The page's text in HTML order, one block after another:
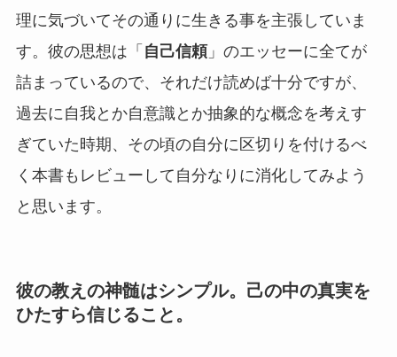
理に気づいてその通りに生きる事を主張していま
す。彼の思想は「 自己信頼」のエッセーに全てが
詰まっているので、それだけ読めば十分ですが、
過去に自我とか自意識とか抽象的な概念を考えす
ぎていた時期、その頃の自分に区切りを付けるべ
く本書もレビューして自分なりに消化してみよう
と思います。
彼の教えの神髄はシンプル。己の中の真実を
ひたすら信じること。